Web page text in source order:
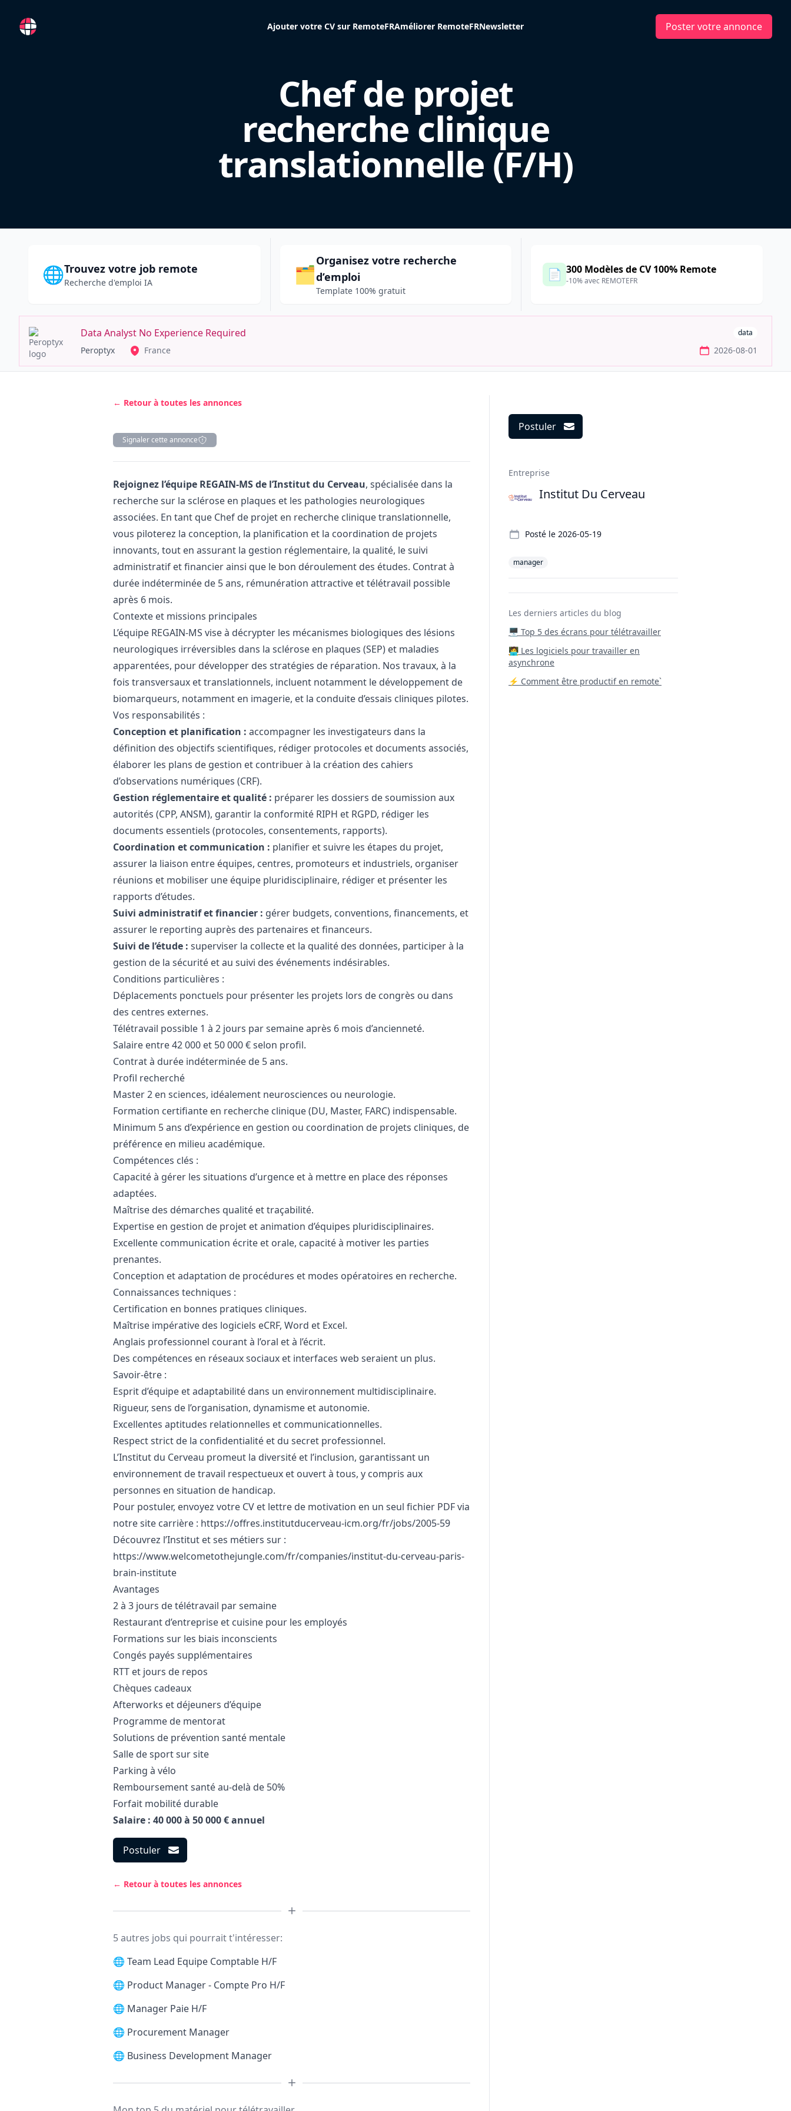
RemoteFR Ajouter votre CV sur RemoteFRAméliorer RemoteFRNewsletter Poster votre annonce
Chef de projet
recherche clinique
translationnelle (F/H)
🌐Trouvez votre job remote
Recherche d'emploi IA 🗂️
Organisez votre recherche
d’emploi
Template 100% gratuit
📄 300 Modèles de CV 100% Remote
-10% avec REMOTEFR
Data Analyst No Experience Required data
Peroptyx France 2026-08-01
← Retour à toutes les annonces
Signaler cette annonce
Description
Rejoignez l’équipe REGAIN-MS de l’Institut du Cerveau, spécialisée dans la
recherche sur la sclérose en plaques et les pathologies neurologiques
associées. En tant que Chef de projet en recherche clinique translationnelle,
vous piloterez la conception, la planification et la coordination de projets
innovants, tout en assurant la gestion réglementaire, la qualité, le suivi
administratif et financier ainsi que le bon déroulement des études. Contrat à
durée indéterminée de 5 ans, rémunération attractive et télétravail possible
après 6 mois.
Contexte et missions principales
L’équipe REGAIN-MS vise à décrypter les mécanismes biologiques des lésions
neurologiques irréversibles dans la sclérose en plaques (SEP) et maladies
apparentées, pour développer des stratégies de réparation. Nos travaux, à la
fois transversaux et translationnels, incluent notamment le développement de
biomarqueurs, notamment en imagerie, et la conduite d’essais cliniques pilotes.
Vos responsabilités :
Conception et planification : accompagner les investigateurs dans la
définition des objectifs scientifiques, rédiger protocoles et documents associés,
élaborer les plans de gestion et contribuer à la création des cahiers
d’observations numériques (CRF).
Gestion réglementaire et qualité : préparer les dossiers de soumission aux
autorités (CPP, ANSM), garantir la conformité RIPH et RGPD, rédiger les
documents essentiels (protocoles, consentements, rapports).
Coordination et communication : planifier et suivre les étapes du projet,
assurer la liaison entre équipes, centres, promoteurs et industriels, organiser
réunions et mobiliser une équipe pluridisciplinaire, rédiger et présenter les
rapports d’études.
Suivi administratif et financier : gérer budgets, conventions, financements, et
assurer le reporting auprès des partenaires et financeurs.
Suivi de l’étude : superviser la collecte et la qualité des données, participer à la
gestion de la sécurité et au suivi des événements indésirables.
Conditions particulières :
Déplacements ponctuels pour présenter les projets lors de congrès ou dans
des centres externes.
Télétravail possible 1 à 2 jours par semaine après 6 mois d’ancienneté.
Salaire entre 42 000 et 50 000 € selon profil.
Contrat à durée indéterminée de 5 ans.
Profil recherché
Master 2 en sciences, idéalement neurosciences ou neurologie.
Formation certifiante en recherche clinique (DU, Master, FARC) indispensable.
Minimum 5 ans d’expérience en gestion ou coordination de projets cliniques, de
préférence en milieu académique.
Compétences clés :
Capacité à gérer les situations d’urgence et à mettre en place des réponses
adaptées.
Maîtrise des démarches qualité et traçabilité.
Expertise en gestion de projet et animation d’équipes pluridisciplinaires.
Excellente communication écrite et orale, capacité à motiver les parties
prenantes.
Conception et adaptation de procédures et modes opératoires en recherche.
Connaissances techniques :
Certification en bonnes pratiques cliniques.
Maîtrise impérative des logiciels eCRF, Word et Excel.
Anglais professionnel courant à l’oral et à l’écrit.
Des compétences en réseaux sociaux et interfaces web seraient un plus.
Savoir-être :
Esprit d’équipe et adaptabilité dans un environnement multidisciplinaire.
Rigueur, sens de l’organisation, dynamisme et autonomie.
Excellentes aptitudes relationnelles et communicationnelles.
Respect strict de la confidentialité et du secret professionnel.
L’Institut du Cerveau promeut la diversité et l’inclusion, garantissant un
environnement de travail respectueux et ouvert à tous, y compris aux
personnes en situation de handicap.
Pour postuler, envoyez votre CV et lettre de motivation en un seul fichier PDF via
notre site carrière : https://offres.institutducerveau-icm.org/fr/jobs/2005-59
Découvrez l’Institut et ses métiers sur :
https://www.welcometothejungle.com/fr/companies/institut-du-cerveau-paris-
brain-institute
Avantages
2 à 3 jours de télétravail par semaine
Restaurant d’entreprise et cuisine pour les employés
Formations sur les biais inconscients
Congés payés supplémentaires
RTT et jours de repos
Chèques cadeaux
Afterworks et déjeuners d’équipe
Programme de mentorat
Solutions de prévention santé mentale
Salle de sport sur site
Parking à vélo
Remboursement santé au-delà de 50%
Forfait mobilité durable
Salaire : 40 000 à 50 000 € annuel
Postuler
← Retour à toutes les annonces
5 autres jobs qui pourrait t'intéresser:
🌐 Team Lead Equipe Comptable H/F
🌐 Product Manager - Compte Pro H/F
🌐 Manager Paie H/F
🌐 Procurement Manager
🌐 Business Development Manager
Postuler
Entreprise
Institut Du Cerveau
Posté le 2026-05-19
manager
Les derniers articles du blog
🖥️ Top 5 des écrans pour télétravailler
‍🧑‍💻 Les logiciels pour travailler en
asynchrone
⚡ Comment être productif en remote`